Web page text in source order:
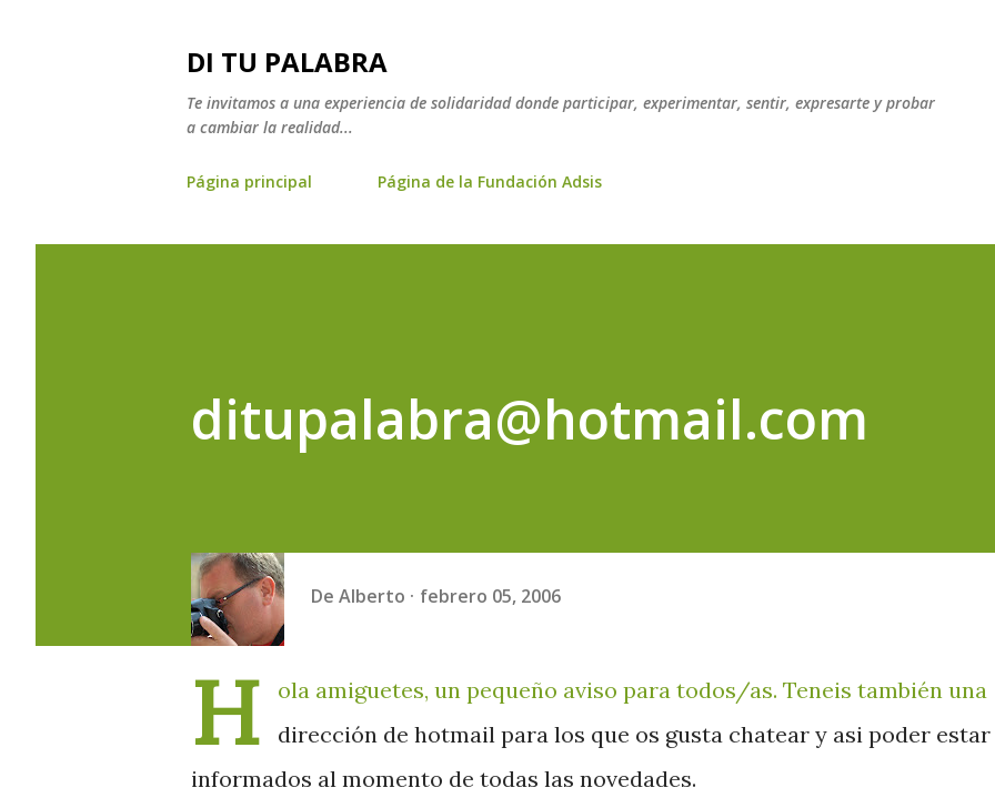
DI TU PALABRA
Te invitamos a una experiencia de solidaridad donde participar, experimentar, sentir, expresarte y probar
a cambiar la realidad...
Página principal Página de la Fundación Adsis
ditupalabra@hotmail.com
De Alberto febrero 05, 2006
H
ola amiguetes, un pequeño aviso para todos/as. Teneis también una
dirección de hotmail para los que os gusta chatear y asi poder estar
informados al momento de todas las novedades.